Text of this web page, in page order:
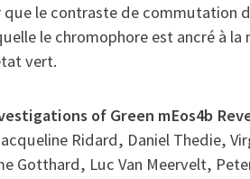
le contraste de commutation
le chromophore est ancré à
vert.
of Green mEos4b
Ridard, Daniel Thedie,
Gotthard, Luc Van Meervelt,